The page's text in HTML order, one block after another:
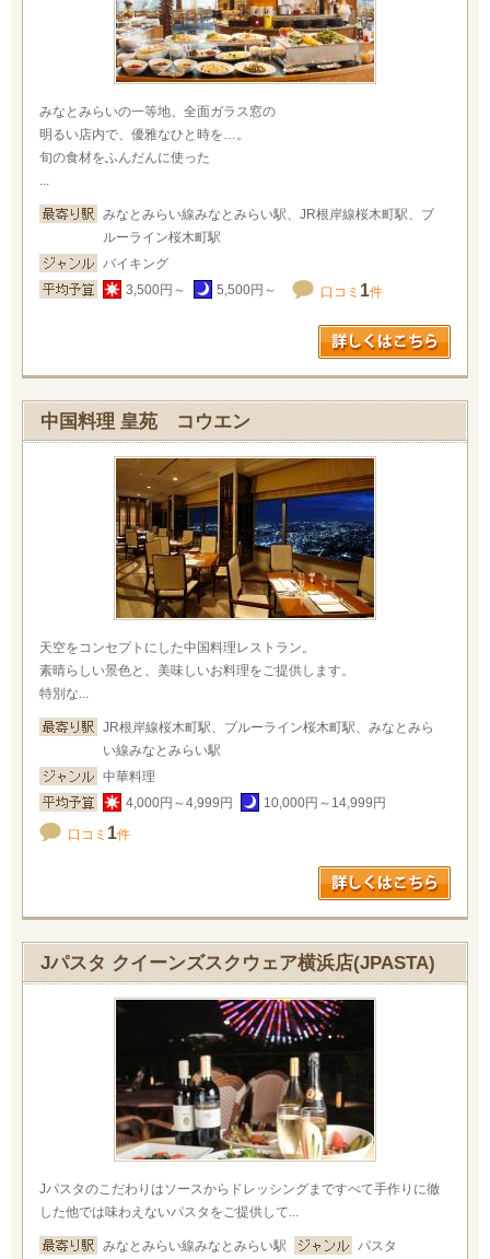
みなとみらいの一等地、全面ガラス窓の
明るい店内で、優雅なひと時を…。
旬の食材をふんだんに使った
...
みなとみらい線みなとみらい駅、JR根岸線桜木町駅、ブ
ルーライン桜木町駅
バイキング
3,500円～
5,500円～ 口コミ 1件
中国料理 皇苑 コウエン
天空をコンセプトにした中国料理レストラン。
素晴らしい景色と、美味しいお料理をご提供します。
特別な...
JR根岸線桜木町駅、ブルーライン桜木町駅、みなとみら
い線みなとみらい駅
中華料理
4,000円～4,999円
10,000円～14,999円
口コミ 1件
Jパスタ クイーンズスクウェア横浜店(JPASTA)
Jパスタのこだわりはソースからドレッシングまですべて手作りに徹
した他では味わえないパスタをご提供して...
みなとみらい線みなとみらい駅 パスタ